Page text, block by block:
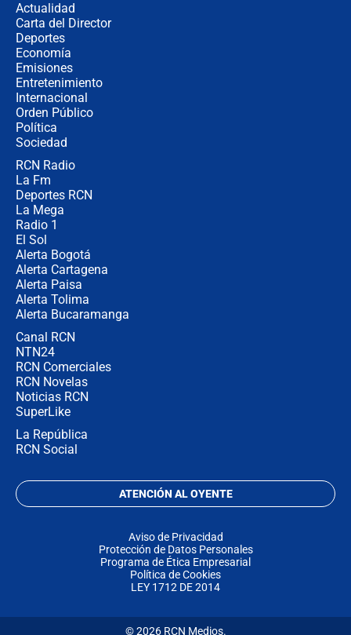
Actualidad
Carta del Director
Deportes
Economía
Emisiones
Entretenimiento
Internacional
Orden Público
Política
Sociedad
RCN Radio
La Fm
Deportes RCN
La Mega
Radio 1
El Sol
Alerta Bogotá
Alerta Cartagena
Alerta Paisa
Alerta Tolima
Alerta Bucaramanga
Canal RCN
NTN24
RCN Comerciales
RCN Novelas
Noticias RCN
SuperLike
La República
RCN Social
ATENCIÓN AL OYENTE
Aviso de Privacidad
Protección de Datos Personales
Programa de Ética Empresarial
Política de Cookies
LEY 1712 DE 2014
© 2026 RCN Medios.